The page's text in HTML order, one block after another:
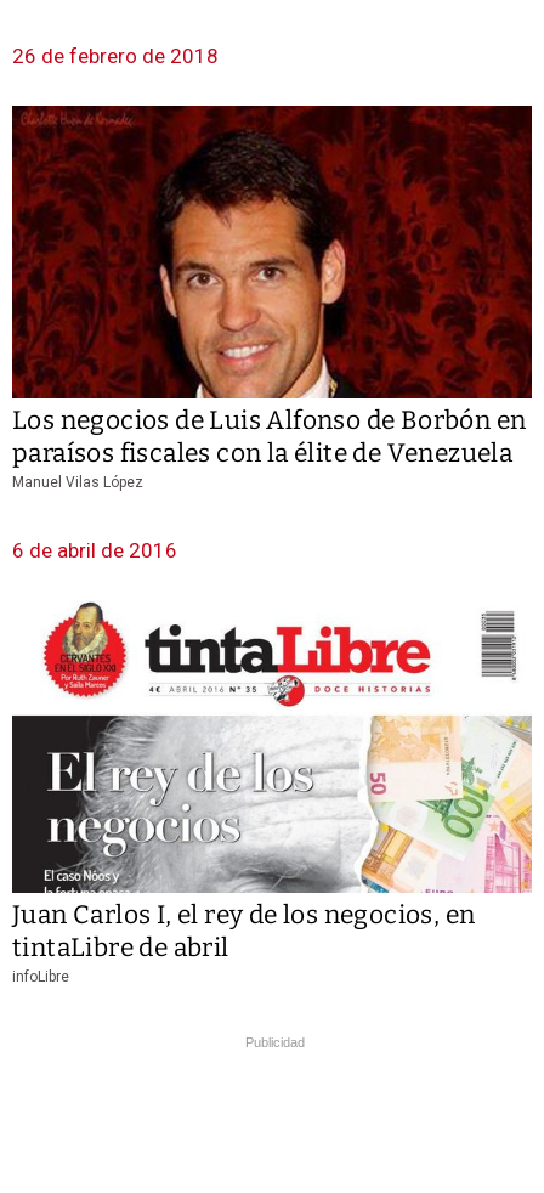
26 de febrero de 2018
Los negocios de Luis Alfonso de Borbón en
paraísos fiscales con la élite de Venezuela
Manuel Vilas López
6 de abril de 2016
Juan Carlos I, el rey de los negocios, en
tintaLibre de abril
infoLibre
Publicidad